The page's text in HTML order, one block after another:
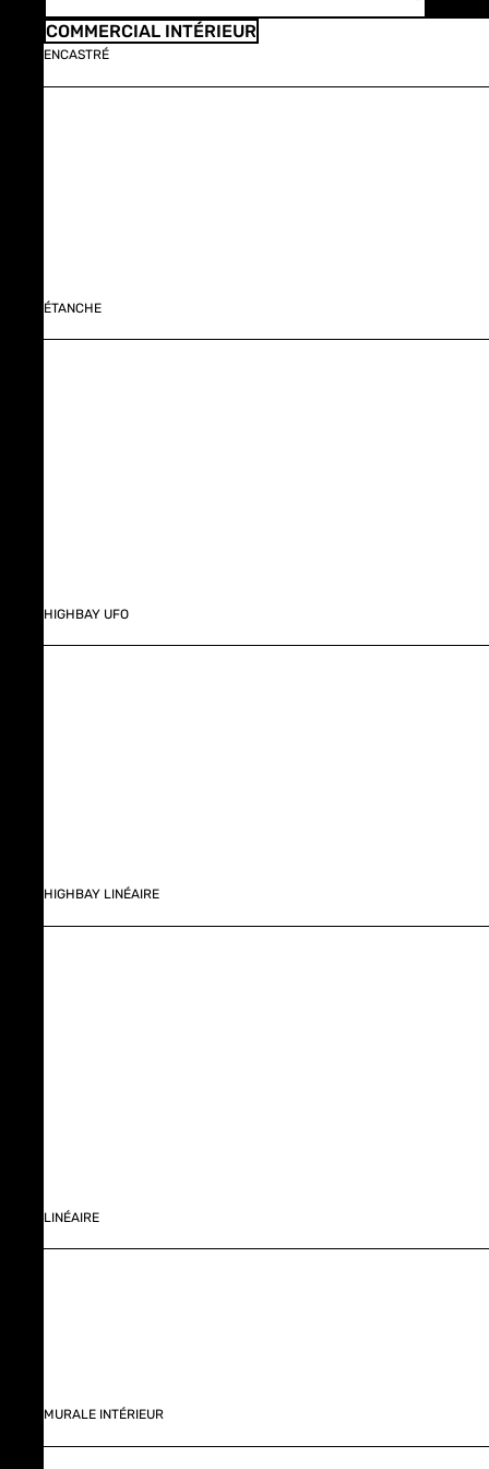
COMMERCIAL INTÉRIEUR
ENCASTRÉ
ÉTANCHE
HIGHBAY UFO
HIGHBAY LINÉAIRE
LINÉAIRE
MURALE INTÉRIEUR